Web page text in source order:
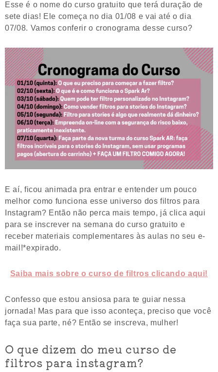
Esse é o nome do curso gratuito que terá duração de
sete dias! Ele começa no dia 01/08 e vai até o dia
07/08. Vamos conferir o cronograma desse curso?
E aí, ficou animada pra entrar e entender um pouco
melhor como funciona esse universo dos filtros para
Instagram? Então não perca mais tempo, já clica aqui
para se inscrever na semana do curso gratuito e
receber materiais complementares às aulas no seu e-
mail!*expirado.
Saiba mais sobre o curso de filtros clicando aqui!
Confesso que estou ansiosa para te guiar nessa
jornada! Mas para que isso aconteça, preciso que você
faça sua parte, né? Então se inscreva, mulher!
O que dizem do meu curso de
filtros para instagram?